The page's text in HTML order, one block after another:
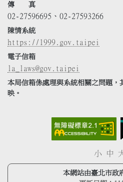
傳 真
02-27596695、02-27593266
陳情系統
https://1999.gov.taipei
電子信箱
la_laws@gov.taipei
本局信箱係處理與系統相關之問題，
映。
小 中
本網站由臺北市政